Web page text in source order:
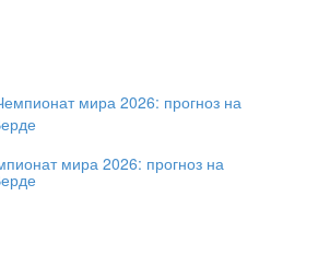
мира 2026: прогноз на